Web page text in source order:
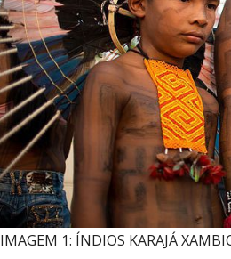
IMAGEM 1: ÍNDIOS KARAJÁ